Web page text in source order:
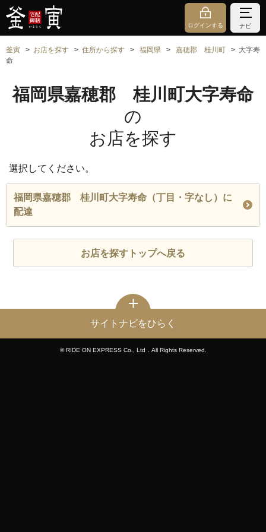
ログインする ナビ
釜寅 お店を探す 住所から探す 福岡県 嘉穂郡 桂川町
大字寿
命
福岡県嘉穂郡 桂川町大字寿命
の
お店を探す
選択してください。
福岡県嘉穂郡 桂川町大字寿命（丁目・字なし）に
配達
お店を探すトップへ戻る
サイトナビをひらく
© RIDE ON EXPRESS Co., Ltd．All Rights Reserved.